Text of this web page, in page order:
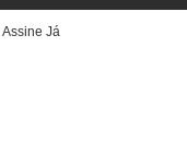
Assine Já